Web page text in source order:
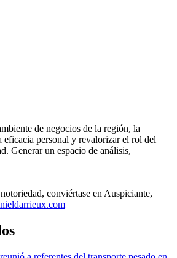
de negocios de la región, la
eficacia personal y revalorizar el rol del
Generar un espacio de análisis,
conviértase en Auspiciante,